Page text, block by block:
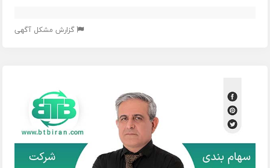
گزارش مشکل آگهی